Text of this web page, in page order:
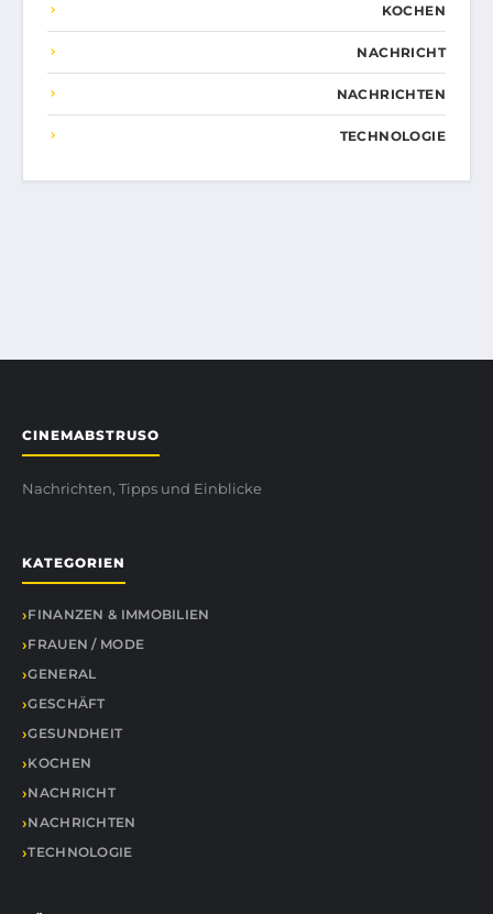
KOCHEN
NACHRICHT
NACHRICHTEN
TECHNOLOGIE
CINEMABSTRUSO
Nachrichten, Tipps und Einblicke
KATEGORIEN
FINANZEN & IMMOBILIEN
FRAUEN / MODE
GENERAL
GESCHÄFT
GESUNDHEIT
KOCHEN
NACHRICHT
NACHRICHTEN
TECHNOLOGIE